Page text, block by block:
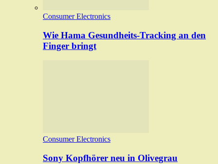
Consumer Electronics
Wie Hama Gesundheits-Tracking an den
Finger bringt
Consumer Electronics
Sony Kopfhörer neu in Olivegrau